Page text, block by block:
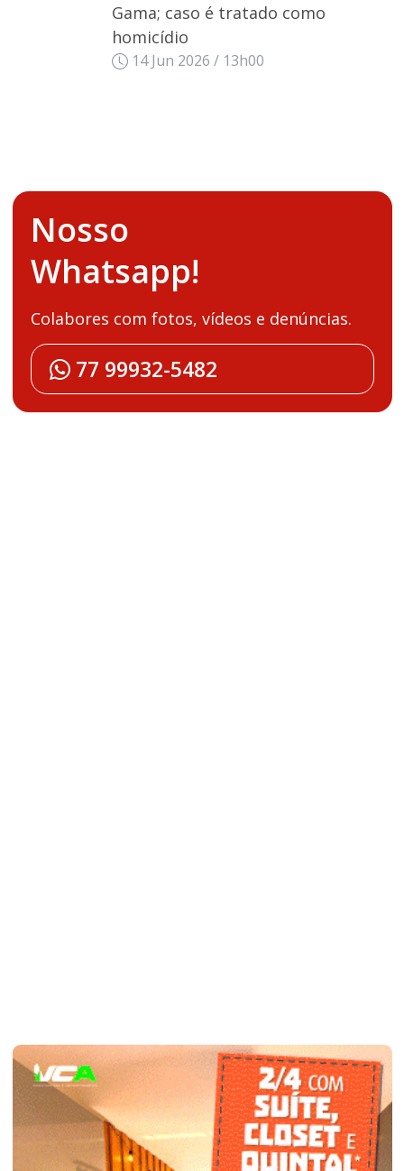
Gama; caso é tratado como
homicídio
14 Jun 2026 / 13h00
Nosso
Whatsapp!
Colabores com fotos, vídeos e denúncias.
77 99932-5482